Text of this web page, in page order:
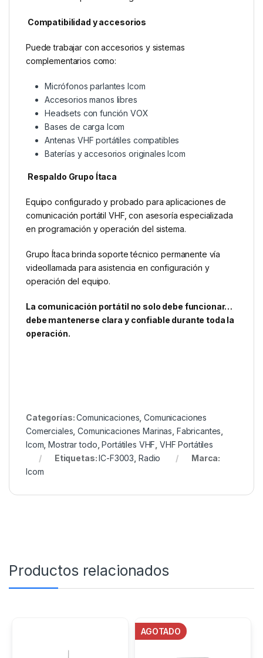
Compatibilidad y accesorios
Puede trabajar con accesorios y sistemas
complementarios como:
Micrófonos parlantes Icom
Accesorios manos libres
Headsets con función VOX
Bases de carga Icom
Antenas VHF portátiles compatibles
Baterías y accesorios originales Icom
Respaldo Grupo Ítaca
Equipo configurado y probado para aplicaciones de
comunicación portátil VHF, con asesoría especializada
en programación y operación del sistema.
Grupo Ítaca brinda soporte técnico permanente vía
videollamada para asistencia en configuración y
operación del equipo.
La comunicación portátil no solo debe funcionar…
debe mantenerse clara y confiable durante toda la
operación.
Categorías:Comunicaciones ,Comunicaciones
Comerciales ,Comunicaciones Marinas Fabricantes
Icom ,Mostrar todo ,Portátiles VHF ,VHF Portátiles
Etiquetas:IC-F3003 Radio
Marca:
Icom
Productos relacionados
AGOTADO